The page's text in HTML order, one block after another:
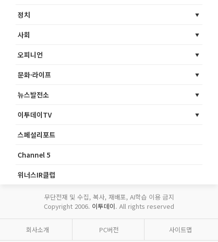
정치
사회
오피니언
문화·라이프
뉴스발전소
이투데이TV
스페셜리포트
Channel 5
위너스IR클럽
무단전재 및 수집, 복사, 재배포, AI학습 이용 금지
Copyright 2006. 이투데이. All rights reserved
회사소개 PC버전 사이트맵